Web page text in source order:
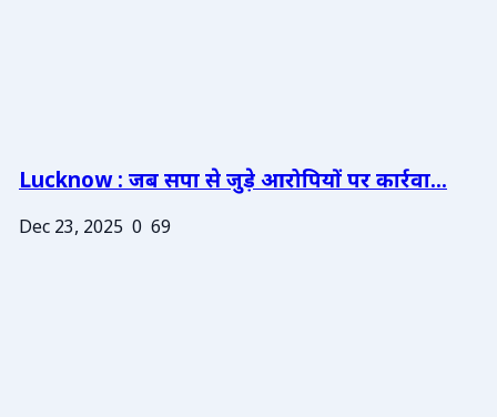
Lucknow : जब सपा से जुड़े आरोपियों पर कार्रवा...
Dec 23, 2025 0 69